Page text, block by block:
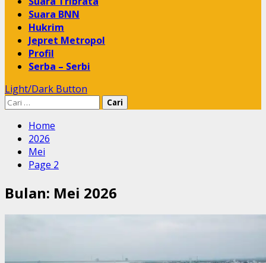
Suara BNN
Hukrim
Jepret Metropol
Profil
Serba – Serbi
Light/Dark Button
Cari
Home
2026
Mei
Page 2
Bulan: Mei 2026